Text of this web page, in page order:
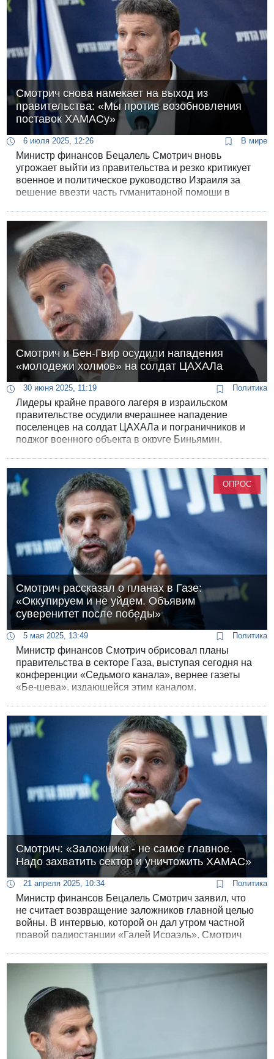
Смотрич снова намекает на выход из
правительства: «Мы против возобновления
поставок ХАМАСу»
6 июля 2025, 12:26 В мире
Министр финансов Бецалель Смотрич вновь
угрожает выйти из правительства и резко критикует
военное и политическое руководство Израиля за
решение ввезти часть гуманитарной помощи в
Смотрич и Бен-Гвир осудили нападения
«молодежи холмов» на солдат ЦАХАЛа
30 июня 2025, 11:19 Политика
Лидеры крайне правого лагеря в израильском
правительстве осудили вчерашнее нападение
поселенцев на солдат ЦАХАЛа и пограничников и
поджог военного объекта в округе Биньямин.
ОПРОС
Смотрич рассказал о планах в Газе:
«Оккупируем и не уйдем. Объявим
суверенитет после победы»
5 мая 2025, 13:49 Политика
Министр финансов Смотрич обрисовал планы
правительства в секторе Газа, выступая сегодня на
конференции «Седьмого канала», вернее газеты
«Бе-шева», издающейся этим каналом.
Смотрич: «Заложники - не самое главное.
Надо захватить сектор и уничтожить ХАМАС»
21 апреля 2025, 10:34 Политика
Министр финансов Бецалель Смотрич заявил, что
не считает возвращение заложников главной целью
войны. В интервью, которой он дал утром частной
правой радиостанции «Галей Исраэль», Смотрич